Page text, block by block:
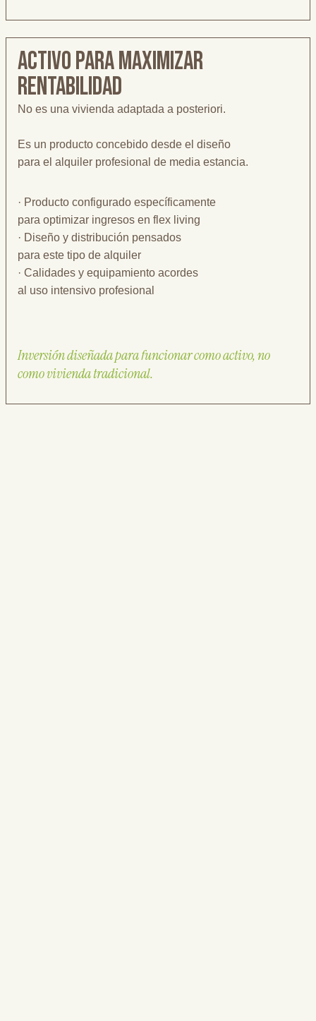
Activo para maximizar
rentabilidad
No es una vivienda adaptada a posteriori.
Es un producto concebido desde el diseño
para el alquiler profesional de media estancia.
· Producto configurado específicamente
para optimizar ingresos en flex living
· Diseño y distribución pensados
para este tipo de alquiler
· Calidades y equipamiento acordes
al uso intensivo profesional
Inversión diseñada para funcionar como activo, no
como vivienda tradicional.